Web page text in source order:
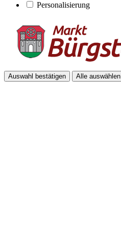
Personalisierung
Auswahl bestätigen Alle auswählen